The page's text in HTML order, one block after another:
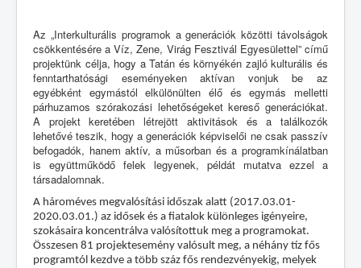
Az „Interkulturális programok a generációk közötti távolságok
csökkentésére a Víz, Zene, Virág Fesztivál Egyesülettel” című
projektünk célja, hogy a Tatán és környékén zajló kulturális és
fenntarthatósági eseményeken aktívan vonjuk be az
egyébként egymástól elkülönülten élő és egymás melletti
párhuzamos szórakozási lehetőségeket kereső generációkat.
A projekt keretében létrejött aktivitások és a találkozók
lehetővé teszik, hogy a generációk képviselői ne csak passzív
befogadók, hanem aktív, a műsorban és a programkínálatban
is együttműködő felek legyenek, példát mutatva ezzel a
társadalomnak.
A hároméves megvalósítási időszak alatt (2017.03.01-
2020.03.01.) az idősek és a fiatalok különleges igényeire,
szokásaira koncentrálva valósítottuk meg a programokat.
Összesen 81 projektesemény valósult meg, a néhány tíz fős
programtól kezdve a több száz fős rendezvényekig, melyek